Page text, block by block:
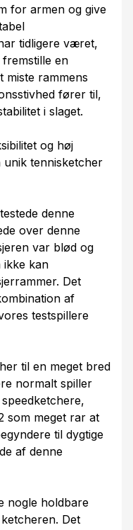
for armen og give
tidligere været,
en
miste rammens
fører til,
i slaget.
og høj
unik tennisketcher
denne
over denne
var blød og
ikke kan
Det
af
testspillere
til en meget bred
normalt spiller
som meget rar at
til dygtige
af denne
nogle holdbare
Det